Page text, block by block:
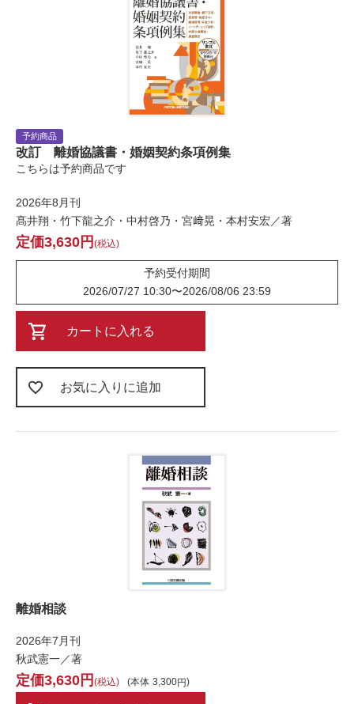
予約商品
改訂 離婚協議書・婚姻契約条項例集
こちらは予約商品です
2026年8月刊
髙井翔・竹下龍之介・中村啓乃・宮﨑晃・本村安宏／著
3,630 税込
予約受付期間
2026/07/27 10:30〜2026/08/06 23:59
カートに入れる
お気に入りに追加
離婚相談
2026年7月刊
秋武憲一／著
本体 3,300
3,630 税込